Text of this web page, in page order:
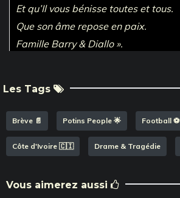
Et qu’Il vous bénisse toutes et tous.
Que son âme repose en paix.
Famille Barry & Diallo ».
Les Tags
Brève 📄 Potins People 🌟 Football ⚽️
Côte d'Ivoire 🇨🇮 Drame & Tragédie
Vous aimerez aussi